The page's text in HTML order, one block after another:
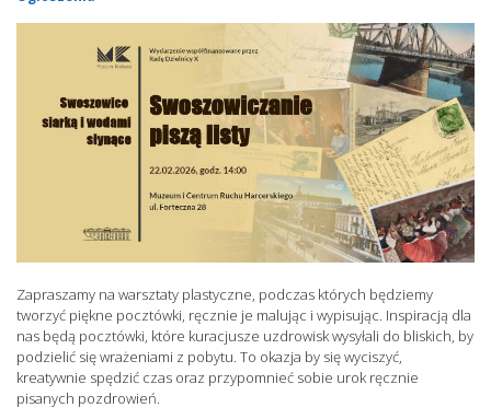
Zapraszamy na warsztaty plastyczne, podczas których będziemy
tworzyć piękne pocztówki, ręcznie je malując i wypisując. Inspiracją dla
nas będą pocztówki, które kuracjusze uzdrowisk wysyłali do bliskich, by
podzielić się wrażeniami z pobytu. To okazja by się wyciszyć,
kreatywnie spędzić czas oraz przypomnieć sobie urok ręcznie
pisanych pozdrowień.